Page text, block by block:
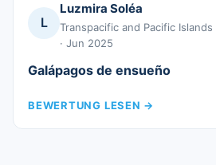
L
Luzmira Soléa
Transpacific and Pacific Islands
· Jun 2025
Galápagos de ensueño
BEWERTUNG LESEN →